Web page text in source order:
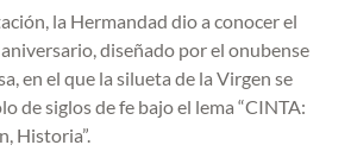
la Hermandad dio a conocer el
diseñado por el onubense
en el que la silueta de la Virgen se
de siglos de fe bajo el lema “CINTA:
Historia”.